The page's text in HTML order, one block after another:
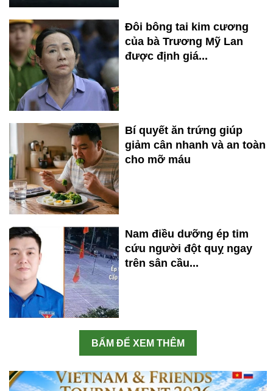
Đôi bông tai kim cương
của bà Trương Mỹ Lan
được định giá...
Bí quyết ăn trứng giúp
giảm cân nhanh và an toàn
cho mỡ máu
Nam điều dưỡng ép tim
cứu người đột quỵ ngay
trên sân cầu...
BẤM ĐỂ XEM THÊM